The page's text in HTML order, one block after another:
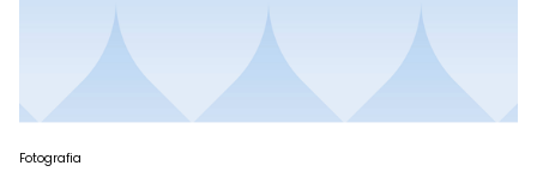
Fotografia